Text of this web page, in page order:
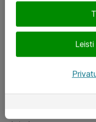
LinkedIn
Leisti